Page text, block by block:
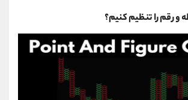
و رقم را تنظیم کنیم؟